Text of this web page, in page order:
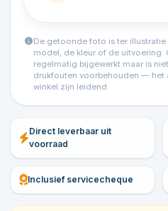
De getoonde foto is ter illustratie
model, de kleur of de uitvoering.
regelmatig bijgewerkt maar is
drukfouten voorbehouden — het
winkel zijn leidend.
Direct leverbaar uit
voorraad
Inclusief servicecheque